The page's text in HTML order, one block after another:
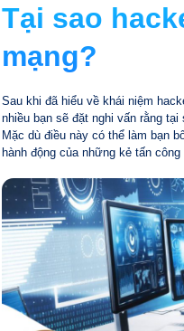
Tại sao
mạng?
Sau khi đã hiểu về khái niệm
nhiều bạn sẽ đặt nghi vấn rằng
Mặc dù điều này có thể làm bạn
hành động của những kẻ tấn